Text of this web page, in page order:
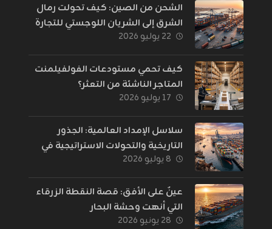
الشحن من الصين: كيف تحولت رمال
الشرق إلى الشريان اللوجستي للتجارة
الإلكترونية؟
٢٢ يوليو ٢٠٢٦
كيف تحمي مستودعات الفولفيلمنت
المتاجر الناشئة من التعثر؟
١٧ يوليو ٢٠٢٦
سلاسل الإمداد العالمية: الجذور
التاريخية والتحولات الاستراتيجية في
إدارة اللوجستيات
٨ يوليو ٢٠٢٦
عينٌ على الأفق: قصة النقطة الزرقاء
التي أنهت وحشة البحار
٢٨ يونيو ٢٠٢٦